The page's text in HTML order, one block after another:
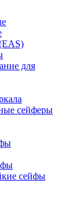
для
сейферы
сейфы